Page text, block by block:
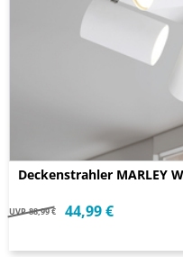
Deckenstrahler MARLEY
UVP 88,99 € 44,99 €